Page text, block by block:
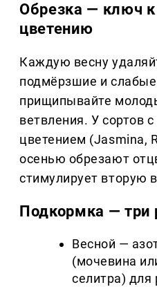
Обрезка — ключ
цветению
Каждую весну
подмёрзшие и
прищипывайте
ветвления. У сортов
цветением (Jasmina,
осенью обрезают
стимулирует вторую
Подкормка — три
Весной —
(мочевина
селитра) для